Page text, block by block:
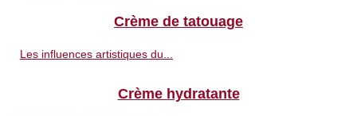
Crème de tatouage
Les influences artistiques du...
Crème hydratante